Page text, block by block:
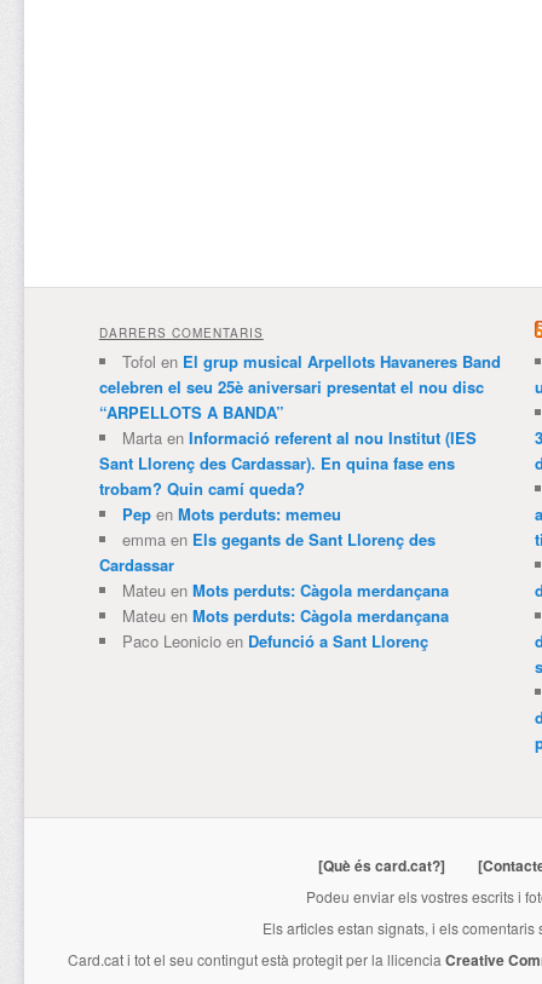
DARRERS COMENTARIS
Tofol en El grup musical Arpellots Havaneres Band
celebren el seu 25è aniversari presentat el nou disc
“ARPELLOTS A BANDA”
Martaen Informació referent al nou Institut (IES
Sant Llorenç des Cardassar). En quina fase ens
trobam? Quin camí queda?
Pepen Mots perduts: memeu
emmaen Els gegants de Sant Llorenç des
Cardassar
Mateuen Mots perduts: Càgola merdançana
Mateuen Mots perduts: Càgola merdançana
Paco Leonicioen Defunció a Sant Llorenç
[Què és card.cat?]
Podeu enviar els vostres escrits i
Els articles estan signats, i els
Card.cati tot el seu contingut està protegit per la llicencia Creative